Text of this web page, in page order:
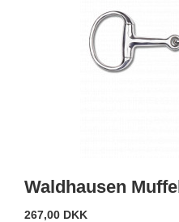
Waldhausen
267,00 DKK